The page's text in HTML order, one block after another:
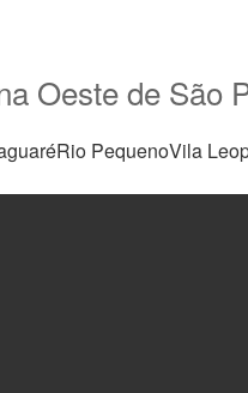
Oeste de São
PequenoVila